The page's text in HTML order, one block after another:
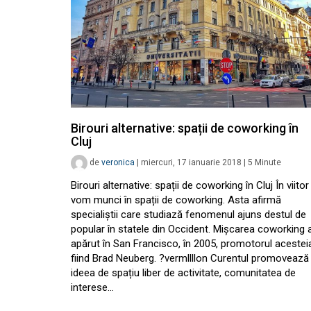
Birouri alternative: spații de coworking în
Cluj
de veronica miercuri, 17 ianuarie 2018 5 Minute
Birouri alternative: spații de coworking în Cluj În viitor
vom munci în spații de coworking. Asta afirmă
specialiștii care studiază fenomenul ajuns destul de
popular în statele din Occident. Mișcarea coworking
apărut în San Francisco, în 2005, promotorul
fiind Brad Neuberg. ?vermllllon Curentul promovează
ideea de spațiu liber de activitate, comunitatea de
interese…